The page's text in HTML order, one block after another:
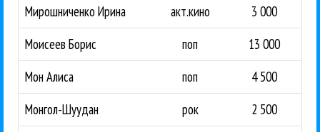
Мирошниченко Ирина
акт.кино
3 000
Моисеев Борис
поп
13 000
Мон Алиса
поп
4 500
Монгол-Шуудан
рок
2 500